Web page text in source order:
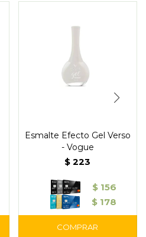
Esmalte Efecto Gel Verso
- Vogue
$ 223
$ 156
$ 178